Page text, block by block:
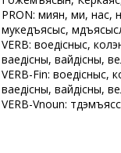
PRON: миян, ми, нас,
мукедъясыс,
VERB: воедісныс,
ваедісны, вайӧдісны,
VERB-Fin: воедісныс,
ваедісны, вайӧдісны,
VERB-Vnoun: